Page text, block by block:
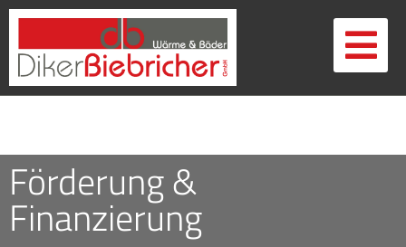
Förderung &
Finanzierung